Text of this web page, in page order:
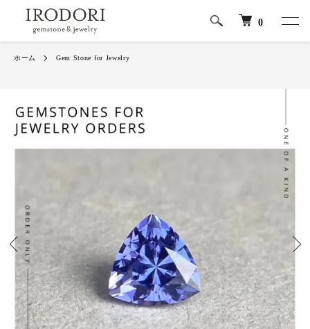
0
ホーム Gem Stone for Jewelry